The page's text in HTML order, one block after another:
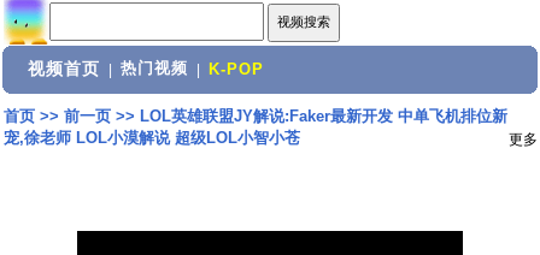
视频首页 热门视频 K-POP
首页>> 前一页>> LOL英雄联盟JY解说:Faker最新开发 中单飞机排位新
宠,徐老师 LOL小漠解说 超级LOL小智小苍
更多